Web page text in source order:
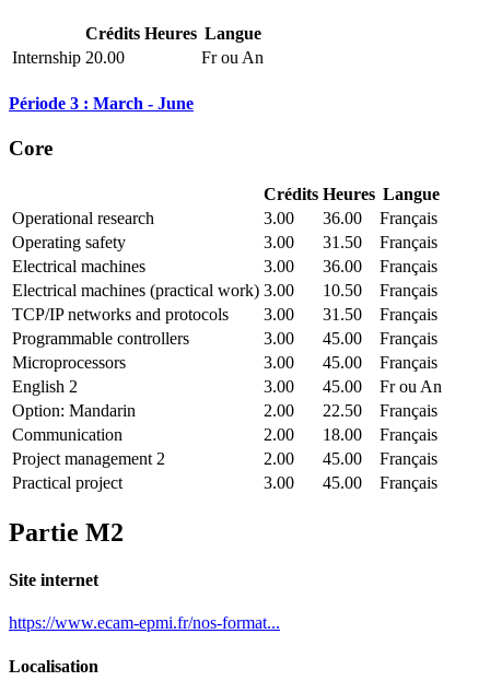
Crédits Heures Langue
Internship 20.00 Fr ou An
Période 3 : March - June
Core
Crédits Heures Langue
Operational research
3.00 36.00
Français
Operating safety
3.00 31.50
Français
Electrical machines
3.00 36.00
Français
Electrical machines (practical work) 3.00 10.50
Français
TCP/IP networks and protocols
3.00 31.50
Français
Programmable controllers
3.00 45.00
Français
Microprocessors
3.00 45.00
Français
English 2
3.00 45.00
Fr ou An
Option: Mandarin
2.00 22.50
Français
Communication
2.00 18.00
Français
Project management 2
2.00 45.00
Français
Practical project
3.00 45.00 Français
Partie M2
Site internet
https://www.ecam-epmi.fr/nos-format...
Localisation